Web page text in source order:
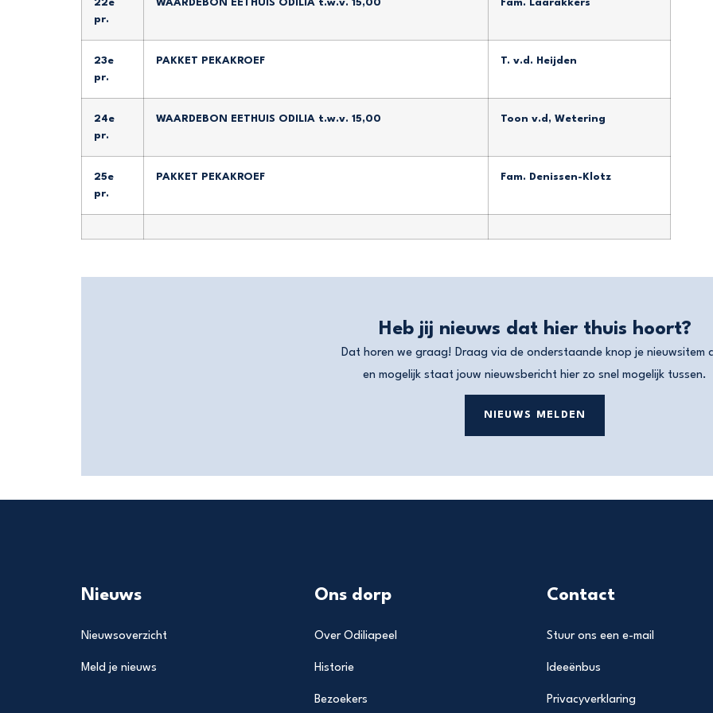
22e
pr.
WAARDEBON EETHUIS ODILIA t.w.v. 15,00 Fam. Laarakkers
23e
pr.
PAKKET PEKAKROEF T. v.d. Heijden
24e
pr.
WAARDEBON EETHUIS ODILIA t.w.v. 15,00 Toon v.d, Wetering
25e
pr.
PAKKET PEKAKROEF Fam. Denissen-Klotz
Heb jij nieuws dat hier thuis hoort?
Dat horen we graag! Draag via de onderstaande knop je nieuwsitem
en mogelijk staat jouw nieuwsbericht hier zo snel mogelijk tussen.
NIEUWS MELDEN
Nieuws
Nieuwsoverzicht
Meld je nieuws
Ons dorp
Over Odiliapeel
Historie
Bezoekers
Contact
Stuur ons een e-mail
Ideeënbus
Privacyverklaring